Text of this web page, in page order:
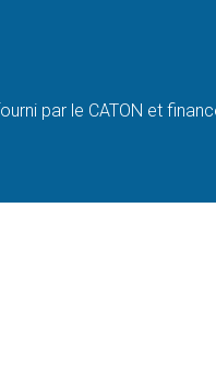
par le CATON et